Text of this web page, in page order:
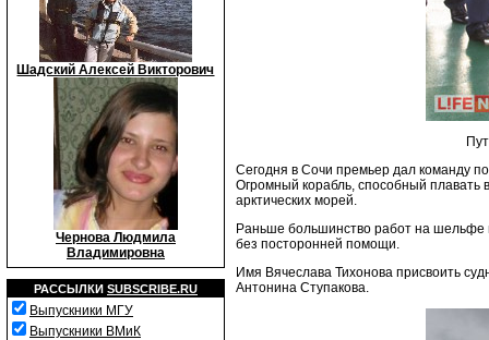
Шадский Алексей Викторович
Чернова Людмила
Владимировна
РАССЫЛКИ SUBSCRIBE.RU
Выпускники МГУ
Выпускники ВМиК
Cегодня в Сочи премьер дал команду
Огромный корабль, способный плавать
арктических морей.
Раньше большинство работ на шельфе
без посторонней помощи.
Имя Вячеслава Тихонова присвоить
Антонина Ступакова.